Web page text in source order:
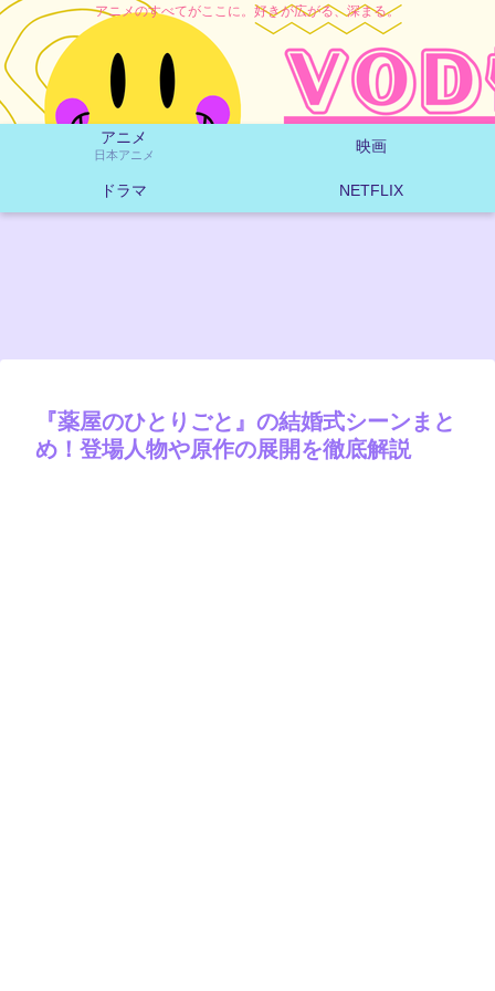
アニメのすべてがここに。好きが広がる、深まる。
アニメ
日本アニメ 映画
ドラマ NETFLIX
『薬屋のひとりごと』の結婚式シーンまと
め！登場人物や原作の展開を徹底解説